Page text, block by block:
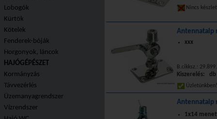
Lobogók
Kürtök
Kötelek
Fenderek-bóják
Horgonyok, láncok
HAJÓGÉPÉSZET
Kormányzás
Távvezérlés
Üzemanyagrendszer
Vízrendszer
Nincs
Antennatalp
xxx
B.cikksz.:
Kiszerelés: db
Antennatalp
1x14